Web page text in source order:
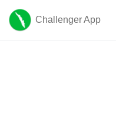
Challenger App